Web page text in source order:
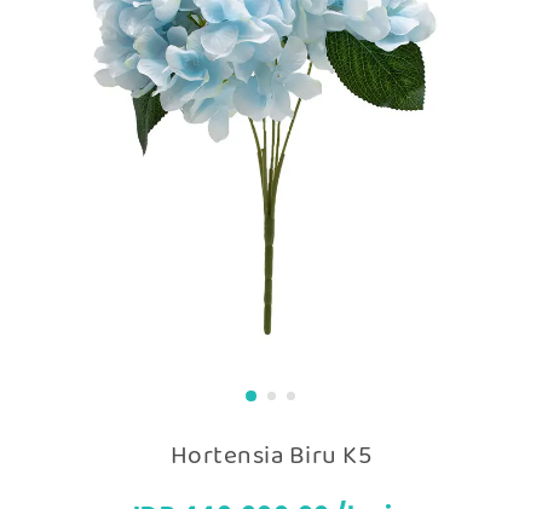
Hortensia Biru K5